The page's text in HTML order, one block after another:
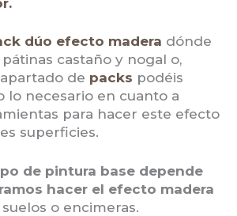
dúo efecto madera dónde
castaño y nogal o,
de packs podéis
lo necesario en cuanto a
para hacer este efecto
superficies.
de pintura base depende
hacer el efecto madera
o encimeras.